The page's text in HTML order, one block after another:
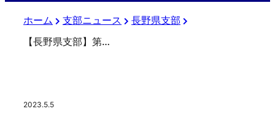
ホーム 支部ニュース
長野県支部
【長野県支部】第３回関東新聞販売上信越中学生硬式野球大会 5/6の試合予定
2023.5.5